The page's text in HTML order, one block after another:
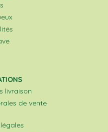
livraison
de vente